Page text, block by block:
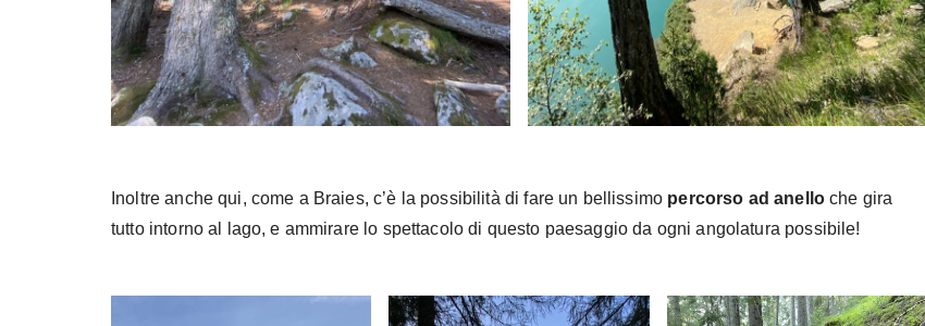
Inoltre anche qui, come a Braies, c’è la possibilità di fare un bellissimo percorso ad anelloche gira
tutto intorno al lago, e ammirare lo spettacolo di questo paesaggio da ogni angolatura possibile!